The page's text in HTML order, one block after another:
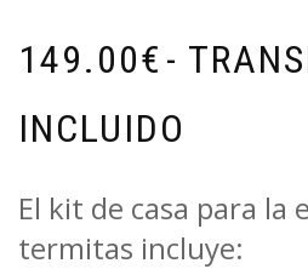
149.00€ -
INCLUIDO
El kit de casa para la
termitas incluye: